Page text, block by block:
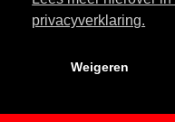
privacyverklaring.
Weigeren